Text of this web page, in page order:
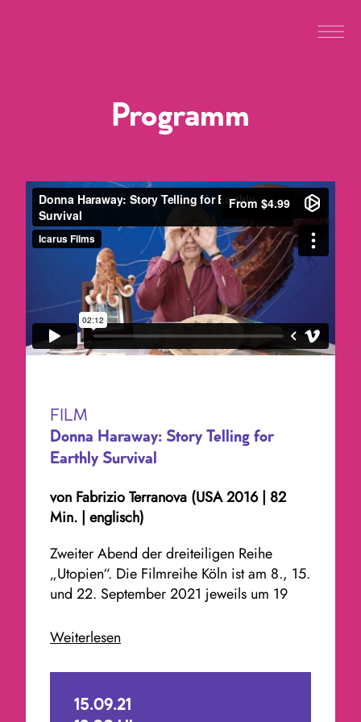
Programm
FILM
Donna Haraway: Story Telling for
Earthly Survival
von Fabrizio Terranova (USA 2016 | 82
Min. | englisch)
Zweiter Abend der dreiteiligen Reihe
„Utopien“. Die Filmreihe Köln ist am 8., 15.
und 22. September 2021 jeweils um 19
dem Thema Utopien widmen wir uns über
Zukunft und Fragen
nach einer besseren Welt. Wir blicken auf
persönliche und gesellschaftliche Utopien,
Weiterlesen
15.09.21